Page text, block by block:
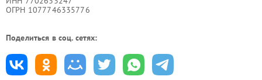
ОГРН 1077746335776
Поделиться в соц. сетях: